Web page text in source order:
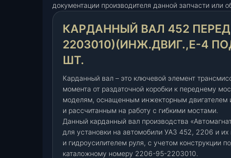
н
й
в
а
е
р
е
д
документации производителя данной запчасти или
КАРДАННЫЙ ВАЛ 452
2203010)(ИНЖ.ДВИГ.,Е-4
ШТ.
Карданный вал – это ключевой элемент
момента от раздаточной коробки к переднему
моделям, оснащенным инжекторным двигателем
и рассчитанным на работу с гибкими мостами.
Данный карданный вал производства
для установки на автомобили УАЗ 452, 2206 и
и гидроусилителем руля, с учетом конструкции
каталожному номеру 2206-95-2203010.